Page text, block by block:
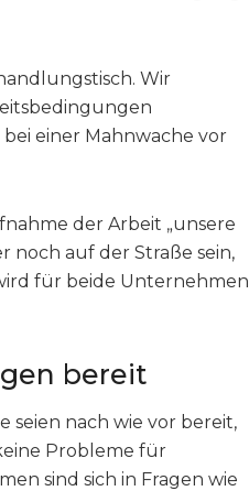
Wir
einer Mahnwache vor
der Arbeit „unsere
noch auf der Straße sein,
für beide Unternehmen
bereit
seien nach wie vor bereit,
Probleme für
sind sich in Fragen wie